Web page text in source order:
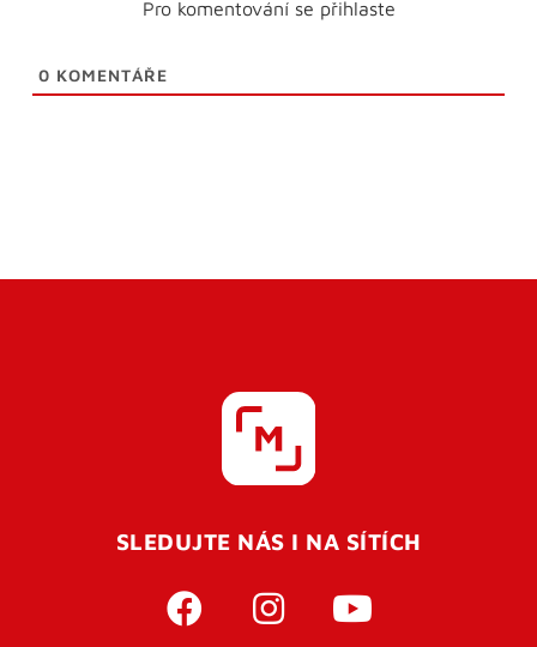
Pro komentování se přihlaste
0 KOMENTÁŘE
SLEDUJTE NÁS I NA SÍTÍCH